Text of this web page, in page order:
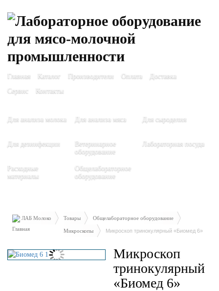
Главная Каталог Производители Оплата
Доставка
Сервис
Контакты
Для анализа молока Для анализа мяса Для сыроделия
Для дезинфекции
Ветеринарное
оборудование
Лабораторная посуда
Расходные
материалы
Общелабораторное
оборудование
ЛАБ Молоко Товары Общелабораторное оборудование
Микроскопы Микроскоп тринокулярный «Биомед 6»
Микроскоп
тринокулярный
«Биомед 6»